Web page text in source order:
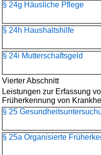
§ 24g Häusliche Pflege
§ 24h Haushaltshilfe
§ 24i Mutterschaftsgeld
Vierter Abschnitt
Leistungen zur Erfassung
Früherkennung von
§ 25
§ 25a Organisierte